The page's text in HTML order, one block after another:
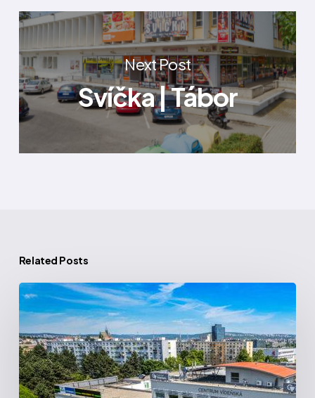
Next Post
Svíčka | Tábor
Related Posts
Centrum
Vídeňská
|
Brno